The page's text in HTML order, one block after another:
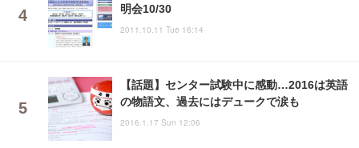
明会10/30
2011.10.11 Tue 16:14
【話題】センター試験中に感動…2016は英語
の物語文、過去にはデュークで涙も
2016.1.17 Sun 12:06